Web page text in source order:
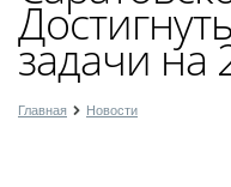
задачи на
Главная Новости